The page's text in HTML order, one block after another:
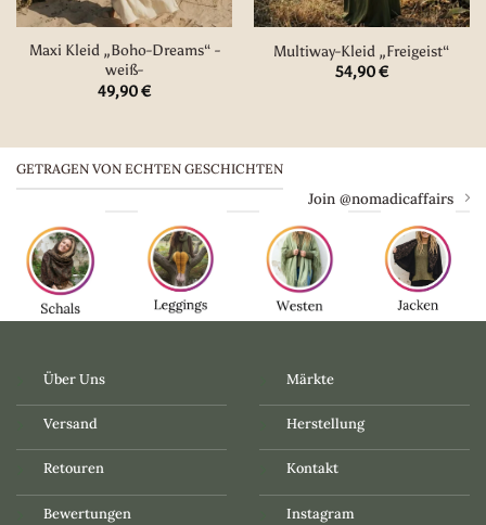
Maxi Kleid „Boho-Dreams“ -
weiß-
49,90€
Multiway-Kleid „Freigeist“
54,90€
GETRAGEN VON ECHTEN GESCHICHTEN
Join @nomadicaffairs
Über Uns
Versand
Retouren
Bewertungen
Märkte
Herstellung
Kontakt
Instagram